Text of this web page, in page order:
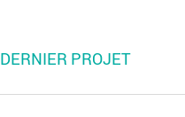
DERNIER PROJET